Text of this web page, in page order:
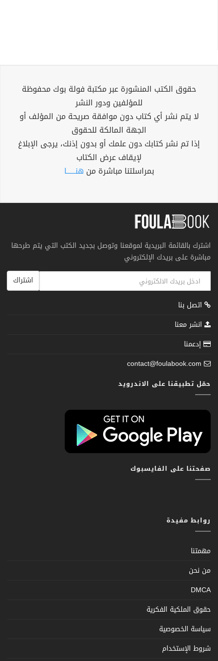
حقوق الكتب المنشورة عبر مكتبة فولة بوك محفوظة
للمؤلفين ودور النشر
لا يتم نشر أي كتاب دون موافقة صريحة من المؤلف أو
الجهة المالكة للحقوق
إذا تم نشر كتابك دون علمك أو بدون إذنك، يرجى الإبلاغ
لإيقاف عرض الكتاب
بمراسلتنا مباشرة من هنــــــا
اشترك بالقائمة البريدية لموقعنا وتوصل بجديد الكتب التي يتم طرحها
مباشرة على بريدك الإلكتروني
اشتراك
اتصل بنا
انشر معنا
إدعمنا
contact@foulabook.com
حمّل تطبيقنا على الاندرويد
صفحتنا على الفايسبوك
روابط مفيدة
مهمتنا
من نحن
DMCA
حقوق الملكية الفكرية
سياسة الخصوصية
شروط الإستخدام